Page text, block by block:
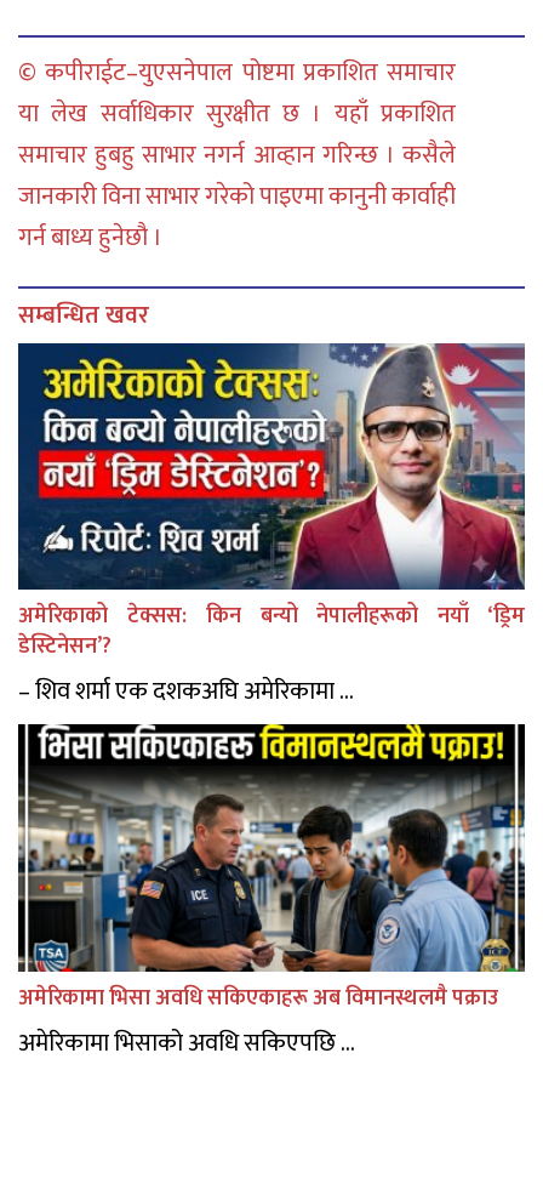
© कपीराईट–युएसनेपाल पोष्टमा प्रकाशित समाचार
या लेख सर्वाधिकार सुरक्षीत छ । यहाँ प्रकाशित
समाचार हुबहु साभार नगर्न आव्हान गरिन्छ । कसैले
जानकारी विना साभार गरेको पाइएमा कानुनी कार्वाही
गर्न बाध्य हुनेछौ ।
सम्बन्धित खवर
अमेरिकाको टेक्सस: किन बन्यो नेपालीहरूको नयाँ ‘ड्रिम
डेस्टिनेसन’?
– शिव शर्मा एक दशकअघि अमेरिकामा ...
अमेरिकामा भिसा अवधि सकिएकाहरू अब विमानस्थलमै पक्राउ
अमेरिकामा भिसाको अवधि सकिएपछि ...